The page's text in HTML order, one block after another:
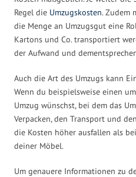
Regel die Umzugskosten. Zudem
die Menge an Umzugsgut eine
Kartons und Co. transportiert
der Aufwand und
Auch die Art des Umzugs kann
Wenn du beispielsweise einen
Umzug wünschst, bei dem das
Verpacken, den Transport und
die Kosten höher ausfallen als
deiner Möbel.
Um genauere Informationen zu